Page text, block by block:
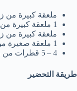
ملعقة كبيرة من
1 ملعقة كبيرة من شمع العسل.
ملعقة كبيرة من
1 ملعقة صغيرة من العسل الخام.
4 – 5 قطرات من زيت الليمون العطري.
طريقة التحضير